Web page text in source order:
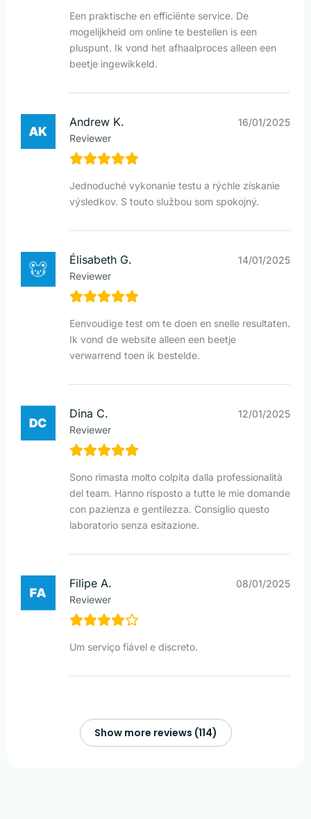
Een praktische en efficiënte service. De
mogelijkheid om online te bestellen is een
pluspunt. Ik vond het afhaalproces alleen een
beetje ingewikkeld.
Andrew K.
Reviewer
16/01/2025
Jednoduché vykonanie testu a rýchle získanie
výsledkov. S touto službou som spokojný.
Élisabeth G.
Reviewer
14/01/2025
Eenvoudige test om te doen en snelle resultaten.
Ik vond de website alleen een beetje
verwarrend toen ik bestelde.
Dina C.
Reviewer
12/01/2025
Sono rimasta molto colpita dalla professionalità
del team. Hanno risposto a tutte le mie domande
con pazienza e gentilezza. Consiglio questo
laboratorio senza esitazione.
Filipe A.
Reviewer
08/01/2025
Um serviço fiável e discreto.
Show more reviews (114)